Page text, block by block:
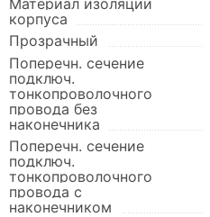
Материал изоляции
корпуса
Прозрачный
Поперечн. сечение
подключ.
тонкопроволочного
провода без
наконечника
Поперечн. сечение
подключ.
тонкопроволочного
провода с
наконечником